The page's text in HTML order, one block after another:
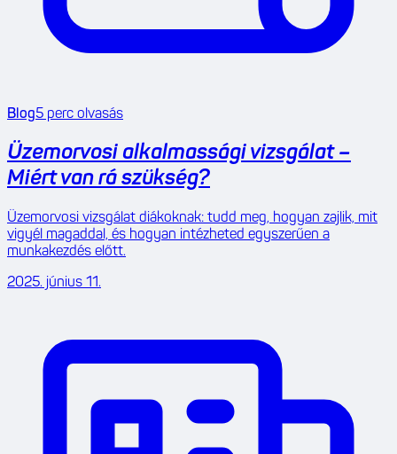
Blog5 perc olvasás
Üzemorvosi alkalmassági vizsgálat –
Miért van rá szükség?
Üzemorvosi vizsgálat diákoknak: tudd meg, hogyan zajlik, mit
vigyél magaddal, és hogyan intézheted egyszerűen a
munkakezdés előtt.
2025. június 11.